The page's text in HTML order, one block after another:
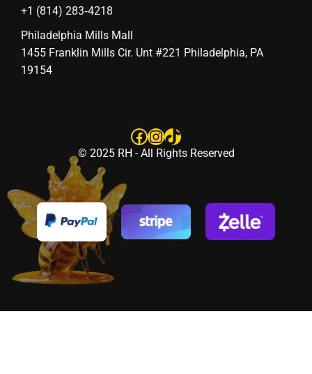
‪+1 (814) 283‑4218
Philadelphia Mills Mall
1455 Franklin Mills Cir. Unt #221 Philadelphia, PA
19154
Facebook
Instagram
TikTok
© 2025 RH - All Rights Reserved